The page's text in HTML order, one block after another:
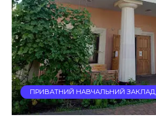
ПРИВАТНИЙ НАВЧАЛЬНИЙ ЗАКЛАД